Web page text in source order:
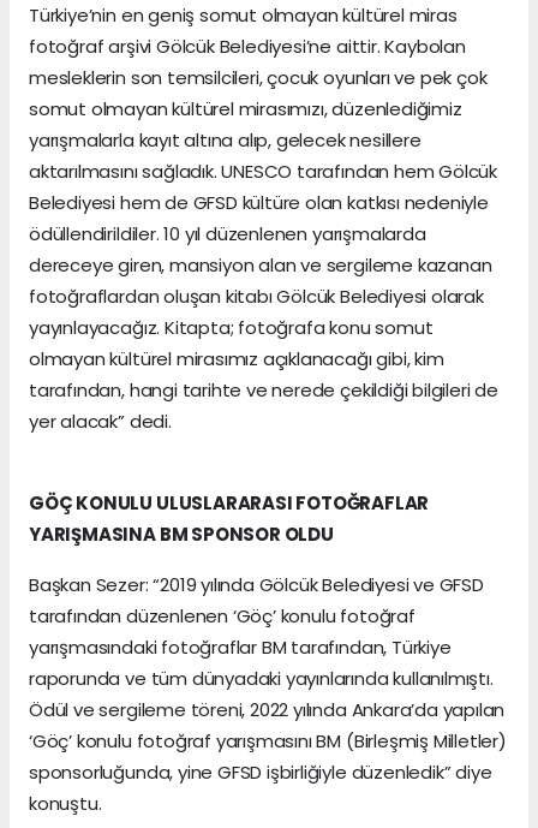
Türkiye’nin en geniş somut olmayan kültürel miras
fotoğraf arşivi Gölcük Belediyesi’ne aittir. Kaybolan
mesleklerin son temsilcileri, çocuk oyunları ve pek çok
somut olmayan kültürel mirasımızı, düzenlediğimiz
yarışmalarla kayıt altına alıp, gelecek nesillere
aktarılmasını sağladık. UNESCO tarafından hem Gölcük
Belediyesi hem de GFSD kültüre olan katkısı nedeniyle
ödüllendirildiler. 10 yıl düzenlenen yarışmalarda
dereceye giren, mansiyon alan ve sergileme kazanan
fotoğraflardan oluşan kitabı Gölcük Belediyesi olarak
yayınlayacağız. Kitapta; fotoğrafa konu somut
olmayan kültürel mirasımız açıklanacağı gibi, kim
tarafından, hangi tarihte ve nerede çekildiği bilgileri de
yer alacak” dedi.
GÖÇ KONULU ULUSLARARASI FOTOĞRAFLAR
YARIŞMASINA BM SPONSOR OLDU
Başkan Sezer: “2019 yılında Gölcük Belediyesi ve GFSD
tarafından düzenlenen ‘Göç’ konulu fotoğraf
yarışmasındaki fotoğraflar BM tarafından, Türkiye
raporunda ve tüm dünyadaki yayınlarında kullanılmıştı.
Ödül ve sergileme töreni, 2022 yılında Ankara’da yapılan
‘Göç’ konulu fotoğraf yarışmasını BM (Birleşmiş Milletler)
sponsorluğunda, yine GFSD işbirliğiyle düzenledik” diye
konuştu.